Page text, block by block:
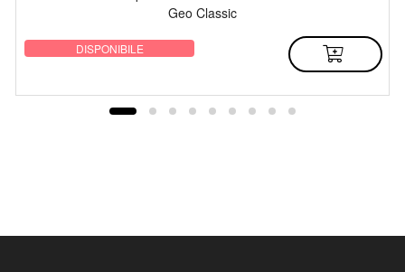
Geo Classic
DISPONIBILE